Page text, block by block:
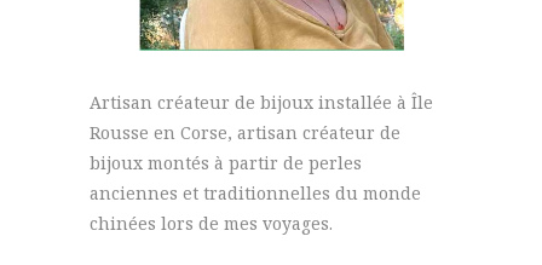
Artisan créateur de bijoux installée à Île
Rousse en Corse, artisan créateur de
bijoux montés à partir de perles
anciennes et traditionnelles du monde
chinées lors de mes voyages.